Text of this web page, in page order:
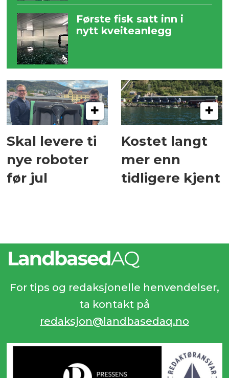
Første fisk satt inn i
nytt kveiteanlegg
Skal levere ti
nye roboter
før jul
Kostet langt
mer enn
tidligere kjent
For tips og redaksjonelle henvendelser,
ta kontakt på
redaksjon@landbasedaq.no